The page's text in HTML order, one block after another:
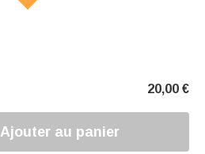
20,00 €
Ajouter au panier